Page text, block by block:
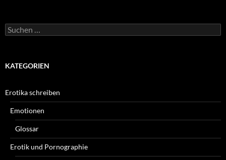
Suchen
nach:
KATEGORIEN
Erotika schreiben
Emotionen
Glossar
Erotik und Pornographie